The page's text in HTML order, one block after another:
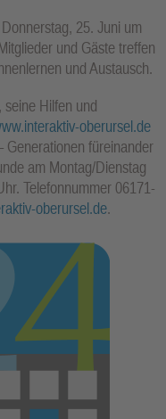
25. Juni um
und Gäste treffen
und Austausch.
Hilfen und
oberursel.de
Generationen füreinander
am Montag/Dienstag
Telefonnummer 06171-
oberursel.de.